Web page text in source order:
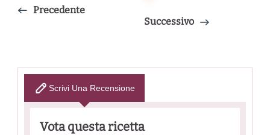
Precedente
Successivo
Scrivi Una Recensione
Vota questa ricetta